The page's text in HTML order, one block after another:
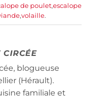
de poulet,escalope
,volaille.
CIRCÉE
blogueuse
(Hérault).
familiale et